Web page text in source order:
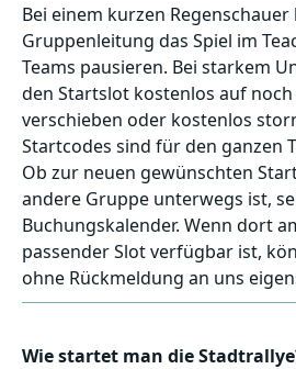
Bei einem kurzen Regenschauer
Gruppenleitung das Spiel im
Teams pausieren. Bei starkem
den Startslot kostenlos auf
verschieben oder kostenlos
Startcodes sind für den ganzen
Ob zur neuen gewünschten
andere Gruppe unterwegs ist,
Buchungskalender. Wenn dort
passender Slot verfügbar ist,
ohne Rückmeldung an uns
Wie startet man die